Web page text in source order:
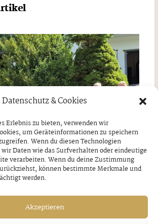
Datenschutz & Cookies
Erlebnis zu bieten, verwenden wir
um Geräteinformationen zu speichern
Wenn du diesen Technologien
Daten wie das Surfverhalten oder eindeutige
verarbeiten. Wenn du deine Zustimmung
können bestimmte Merkmale und
werden.
Akzeptieren
nach Wasserburg am Inn